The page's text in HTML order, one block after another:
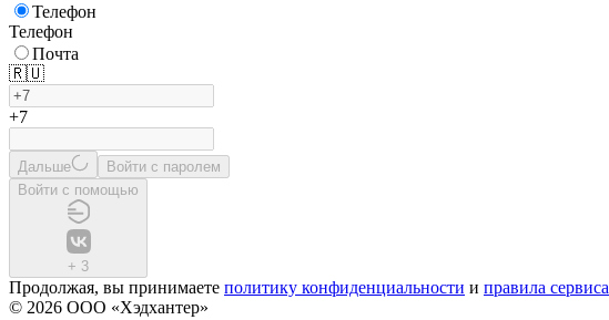
Телефон
Телефон
Почта
🇷🇺
+7
Дальше
Войти с паролем
Войти с помощью
+ 3
Продолжая, вы принимаете политику конфиденциальности и правила сервиса
© 2026 ООО «Хэдхантер»